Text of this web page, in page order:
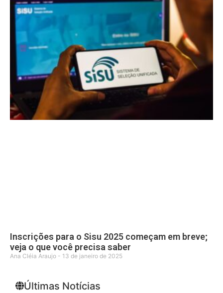
Inscrições para o Sisu 2025 começam em breve;
veja o que você precisa saber
Ana Cléia Araujo 13 de janeiro de 2025
Últimas Notícias